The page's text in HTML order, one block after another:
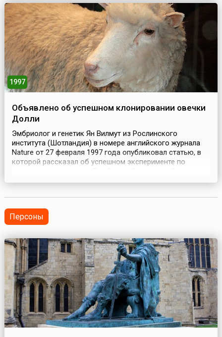
аппарата для исследования средних глубин, способн...
1997
Объявлено об успешном клонировании овечки
Долли
Эмбриолог и генетик Ян Вилмут из Рослинского
института (Шотландия) в номере английского журнала
Nature от 27 февраля 1997 года опубликовал статью, в
которой рассказал об успешном эксперименте по
успешном клонировании млекопитающего.Клонирование
воспроизведение какого-либо объекта. До
клонирования Долл...
Персоны